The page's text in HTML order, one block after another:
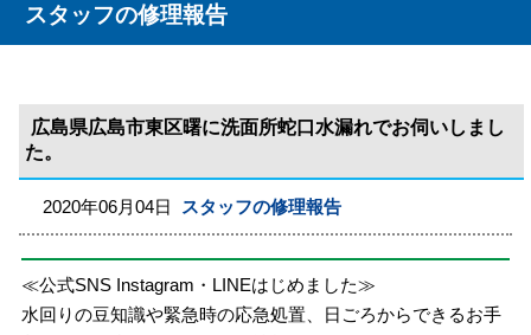
スタッフの修理報告
広島県広島市東区曙に洗面所蛇口水漏れでお伺いしまし
た。
2020年06月04日 スタッフの修理報告
≪公式SNS Instagram・LINEはじめました≫
水回りの豆知識や緊急時の応急処置、日ごろからできるお手